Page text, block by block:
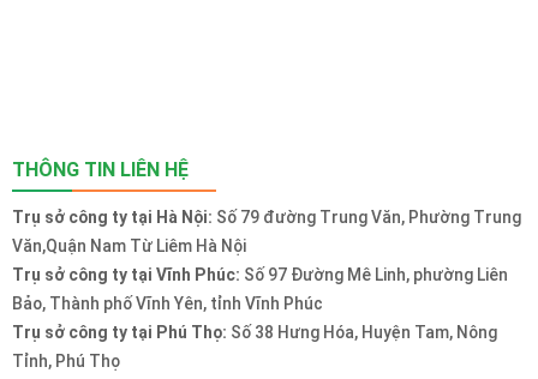
THÔNG TIN LIÊN HỆ
Trụ sở công ty tại Hà Nội: Số 79 đường Trung Văn, Phường Trung
Văn,Quận Nam Từ Liêm Hà Nội
Trụ sở công ty tại Vĩnh Phúc: Số 97 Đường Mê Linh, phường Liên
Bảo, Thành phố Vĩnh Yên, tỉnh Vĩnh Phúc
Trụ sở công ty tại Phú Thọ: Số 38 Hưng Hóa, Huyện Tam, Nông
Tỉnh, Phú Thọ